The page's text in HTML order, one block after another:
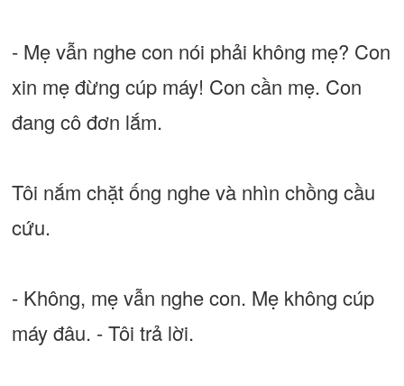
- Mẹ vẫn nghe con nói phải không mẹ? Con
xin mẹ đừng cúp máy! Con cần mẹ. Con
đang cô đơn lắm.
Tôi nắm chặt ống nghe và nhìn chồng cầu
cứu.
- Không, mẹ vẫn nghe con. Mẹ không cúp
máy đâu. - Tôi trả lời.